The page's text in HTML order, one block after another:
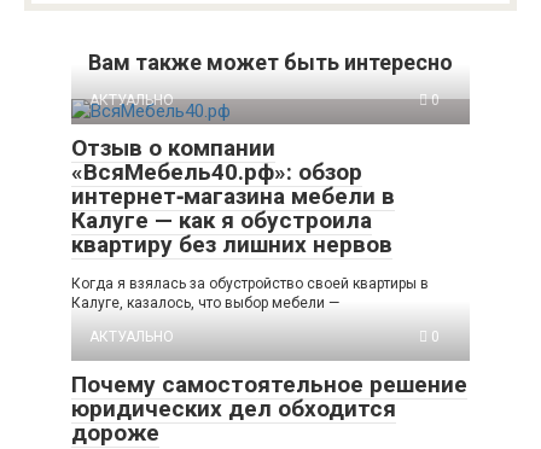
Вам также может быть интересно
АКТУАЛЬНО 0
Отзыв о компании
«ВсяМебель40.рф»: обзор
интернет‑магазина мебели в
Калуге — как я обустроила
квартиру без лишних нервов
Когда я взялась за обустройство своей квартиры в
Калуге, казалось, что выбор мебели —
АКТУАЛЬНО
0
Почему самостоятельное решение
юридических дел обходится
дороже